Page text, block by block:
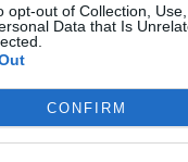
opt-out of Collection,
Data that Is
CONFIRM
stworzyli w jednym z
znajdujący się w
RÓWNIEŻ:
przecenił hit do